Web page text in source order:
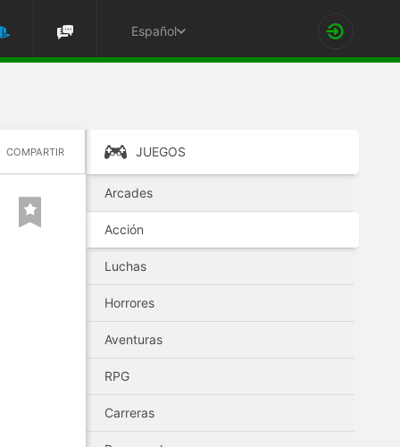
Español
COMPARTIR JUEGOS
Arcades
Acción
Luchas
Horrores
Aventuras
RPG
Carreras